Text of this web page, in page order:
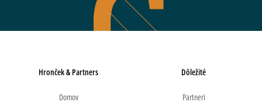
Hronček & Partners
Domov
Dôležité
Partneri